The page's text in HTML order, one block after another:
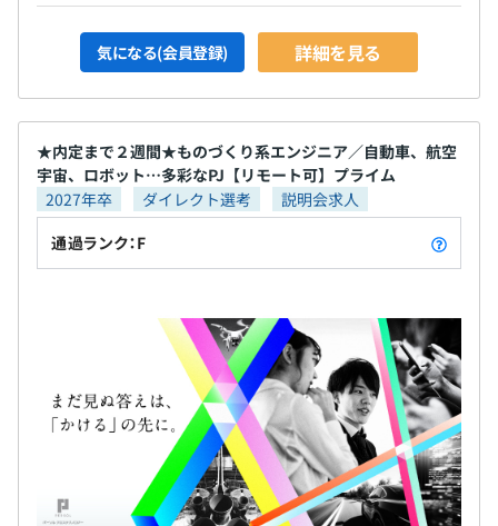
気になる(会員登録) 詳細を見る
★内定まで２週間★ものづくり系エンジニア／自動車、航空
宇宙、ロボット…多彩なPJ【リモート可】プライム
2027年卒
ダイレクト選考
説明会求人
通過ランク：F